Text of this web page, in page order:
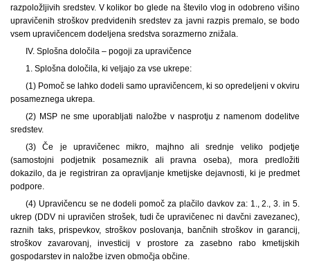
razpoložljivih sredstev. V kolikor bo glede na število vlog in odobreno višino
upravičenih stroškov predvidenih sredstev za javni razpis premalo, se bodo
vsem upravičencem dodeljena sredstva sorazmerno znižala.
IV. Splošna določila – pogoji za upravičence
1. Splošna določila, ki veljajo za vse ukrepe:
(1) Pomoč se lahko dodeli samo upravičencem, ki so opredeljeni v okviru
posameznega ukrepa.
(2) MSP ne sme uporabljati naložbe v nasprotju z namenom dodelitve
sredstev.
(3) Če je upravičenec mikro, majhno ali srednje veliko podjetje
(samostojni podjetnik posameznik ali pravna oseba), mora predložiti
dokazilo, da je registriran za opravljanje kmetijske dejavnosti, ki je predmet
podpore.
(4) Upravičencu se ne dodeli pomoč za plačilo davkov za: 1., 2., 3. in 5.
ukrep (DDV ni upravičen strošek, tudi če upravičenec ni davčni zavezanec),
raznih taks, prispevkov, stroškov poslovanja, bančnih stroškov in garancij,
stroškov zavarovanj, investicij v prostore za zasebno rabo kmetijskih
gospodarstev in naložbe izven območja občine.